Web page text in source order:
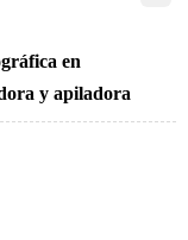
en
y apiladora